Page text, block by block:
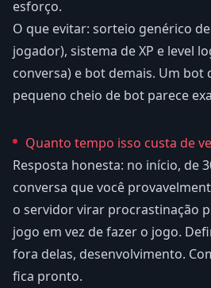
esforço.
O que evitar: sorteio genérico
jogador), sistema de XP e level
conversa) e bot demais. Um
pequeno cheio de bot parece
Quanto tempo isso custa de
Resposta honesta: no início, de
conversa que você
o servidor virar procrastinação
jogo em vez de fazer o jogo.
fora delas, desenvolvimento.
fica pronto.